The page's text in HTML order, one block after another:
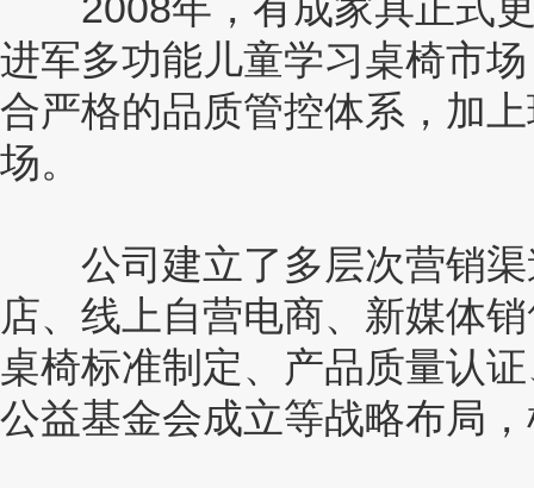
进军多功能儿童学习桌椅市
合严格的品质管控体系，加
场。
公司建立了多层次营销渠
店、线上自营电商、新媒体
桌椅标准制定、产品质量认
公益基金会成立等战略布局